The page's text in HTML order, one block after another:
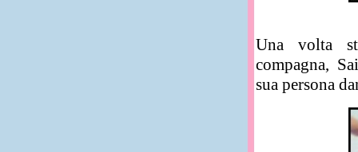
Una volta
compagna,
sua persona